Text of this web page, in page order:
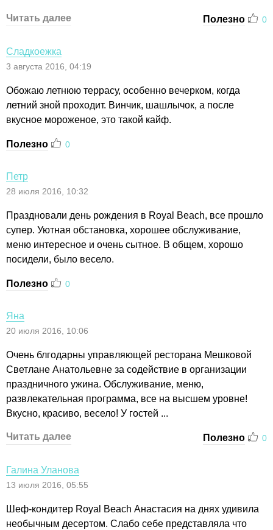
Читать далее Полезно 0
Сладкоежка
3 августа 2016, 04:19
Обожаю летнюю террасу, особенно вечерком, когда
летний зной проходит. Винчик, шашлычок, а после
вкусное мороженое, это такой кайф.
Полезно 0
Петр
28 июля 2016, 10:32
Праздновали день рождения в Royal Beach, все прошло
супер. Уютная обстановка, хорошее обслуживание,
меню интересное и очень сытное. В общем, хорошо
посидели, было весело.
Полезно 0
Яна
20 июля 2016, 10:06
Очень блгодарны управляющей ресторана Мешковой
Светлане Анатольевне за содействие в организации
праздничного ужина. Обслуживание, меню,
развлекательная программа, все на высшем уровне!
Вкусно, красиво, весело! У гостей ...
Читать далее Полезно 0
Галина Уланова
13 июля 2016, 05:55
Шеф-кондитер Royal Beach Анастасия на днях удивила
необычным десертом. Слабо себе представляла что